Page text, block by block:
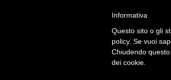
NEWS
Informativa
Questo sito o gli
policy. Se vuoi
Chiudendo
dei cookie.